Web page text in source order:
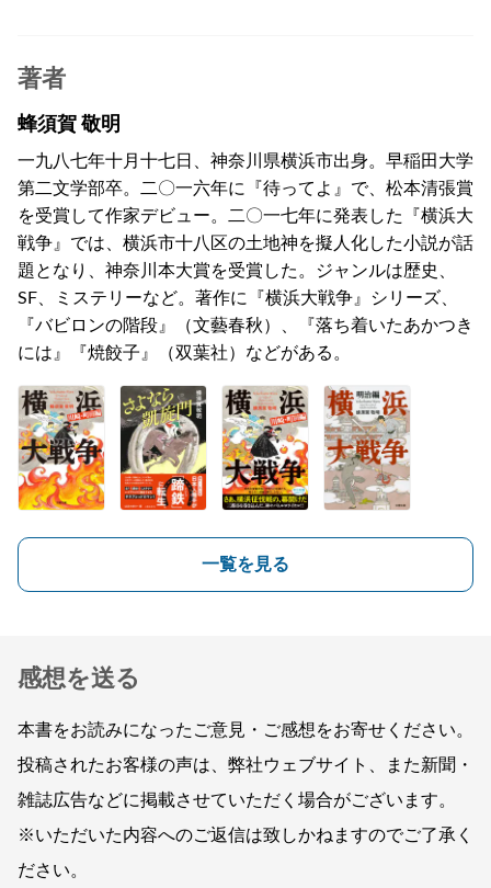
著者
蜂須賀 敬明
一九八七年十月十七日、神奈川県横浜市出身。早稲田大学
第二文学部卒。二〇一六年に『待ってよ』で、松本清張賞
を受賞して作家デビュー。二〇一七年に発表した『横浜大
戦争』では、横浜市十八区の土地神を擬人化した小説が話
題となり、神奈川本大賞を受賞した。ジャンルは歴史、
SF、ミステリーなど。著作に『横浜大戦争』シリーズ、
『バビロンの階段』（文藝春秋）、『落ち着いたあかつき
には』『焼餃子』（双葉社）などがある。
一覧を見る
感想を送る
本書をお読みになったご意見・ご感想をお寄せください。
投稿されたお客様の声は、弊社ウェブサイト、また新聞・
雑誌広告などに掲載させていただく場合がございます。
※いただいた内容へのご返信は致しかねますのでご了承く
ださい。